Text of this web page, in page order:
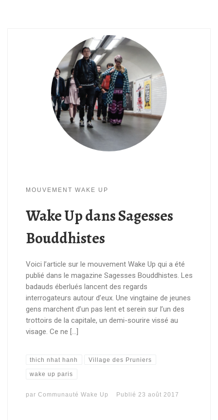
MOUVEMENT WAKE UP
Wake Up dans Sagesses
Bouddhistes
Voici l’article sur le mouvement Wake Up qui a été
publié dans le magazine Sagesses Bouddhistes. Les
badauds éberlués lancent des regards
interrogateurs autour d’eux. Une vingtaine de jeunes
gens marchent d’un pas lent et serein sur l’un des
trottoirs de la capitale, un demi-sourire vissé au
visage. Ce ne […]
thich nhat hanh Village des Pruniers
wake up paris
par Communauté Wake Up Publié 23 août 2017